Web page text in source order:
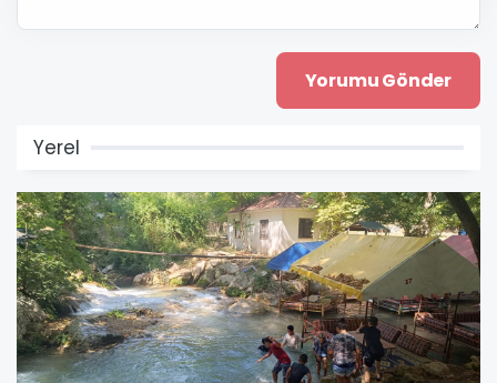
Yerel